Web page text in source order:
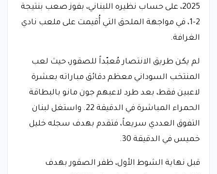
2025، على حساب نظيره اللبناني، بفوز صعب بنتيجة
2-1، في مواجهة الملحق التي أُقيمت على ملعب نادي
الغرافة.
لم يكن طريق الانتصار مُعبّداً للصقور، حيث لعب
المنتخب السوداني معظم دقائق مباراته بعشرة
لاعبين فقط، بعد طرد لاعبهم جون مانو بالبطاقة
الحمراء المباشرة في الدقيقة 22. واستغل لبنان
التفوق العددي سريعاً، فتقدم بهدف سجله خليل
خميس في الدقيقة 30.
قبل نهاية الشوط الأول، ظفر الصقور بهدف